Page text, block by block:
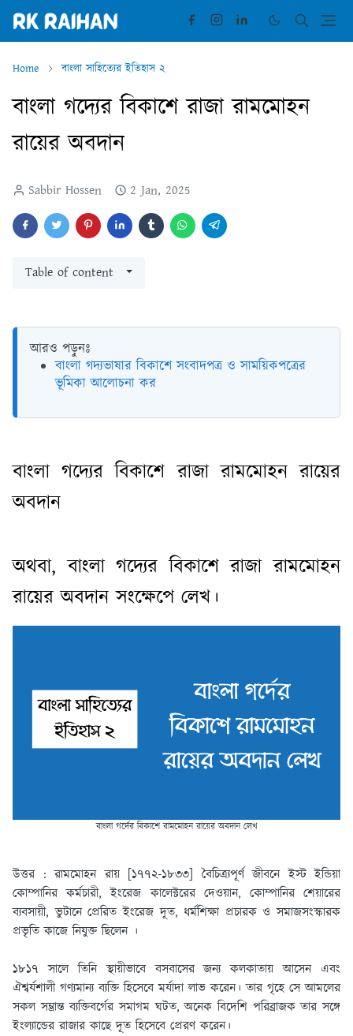
Home বাংলা সাহিত্যের ইতিহাস ২
বাংলা গদ্যের বিকাশে রাজা রামমোহন
রায়ের অবদান
Sabbir Hossen 2 Jan, 2025
Table of content
আরও পড়ুনঃ
বাংলা গদ্যভাষার বিকাশে সংবাদপত্র ও সাময়িকপত্রের
ভূমিকা আলোচনা কর
বাংলা গদ্যের বিকাশে রাজা রামমোহন রায়ের
অবদান
অথবা, বাংলা গদ্যের বিকাশে রাজা রামমোহন
রায়ের অবদান সংক্ষেপে লেখ।
বাংলা গর্দের বিকাশে রামমোহন রায়ের অবদান লেখ
উত্তর : রামমোহন রায় [১৭৭২-১৮৩৩] বৈচিত্র্যপূর্ণ জীবনে ইস্ট ইন্ডিয়া
কোম্পানির কর্মচারী, ইংরেজ কালেক্টরের দেওয়ান, কোম্পানির শেয়ারের
ব্যবসায়ী, ভুটানে প্রেরিত ইংরেজ দূত, ধর্মশিক্ষা প্রচারক ও সমাজসংস্কারক
প্রভৃতি কাজে নিযুক্ত ছিলেন ।
১৮১৭ সালে তিনি স্থায়ীভাবে বসবাসের জন্য কলকাতায় আসেন এবং
ঐশ্বর্যশালী গণ্যমান্য ব্যক্তি হিসেবে মর্যাদা লাভ করেন। তার গৃহে সে আমলের
সকল সম্ভ্রান্ত ব্যক্তিবর্গের সমাগম ঘটত, অনেক বিদেশি পরিব্রাজক তার সঙ্গে
ইংল্যান্ডের রাজার কাছে দূত হিসেবে প্রেরণ করেন।